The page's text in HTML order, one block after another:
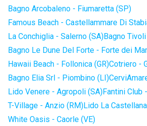
Bagno Arcobaleno - Fiumaretta (SP)
Famous Beach - Castellammare Di
La Conchiglia - Salerno (SA)Bagno
Bagno Le Dune Del Forte - Forte dei
Hawaii Beach - Follonica (GR)Cotriero -
Bagno Elia Srl - Piombino (LI)
Lido Venere - Agropoli (SA)Fantini Club
T-Village - Anzio (RM)Lido La
White Oasis - Caorle (VE)